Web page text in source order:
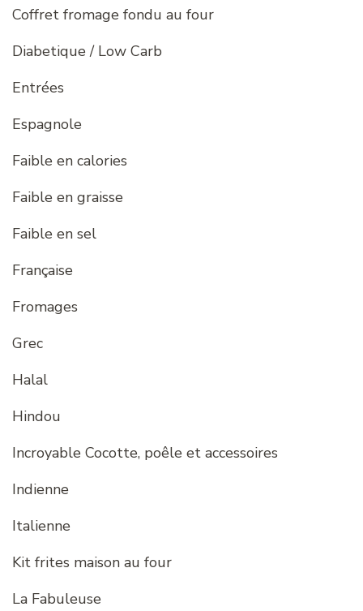
Coffret fromage fondu au four
Diabetique / Low Carb
Entrées
Espagnole
Faible en calories
Faible en graisse
Faible en sel
Française
Fromages
Grec
Halal
Hindou
Incroyable Cocotte, poêle et accessoires
Indienne
Italienne
Kit frites maison au four
La Fabuleuse